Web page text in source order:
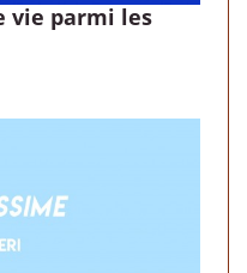
vie parmi les